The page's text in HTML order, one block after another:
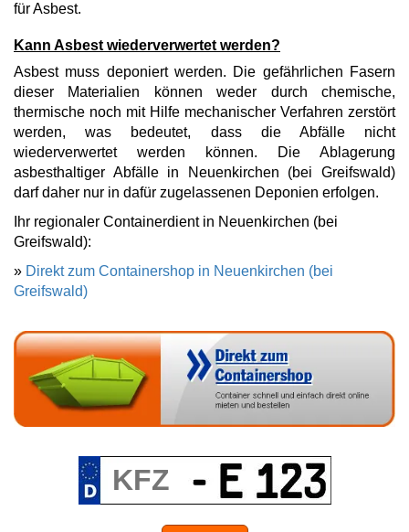
für Asbest.
Kann Asbest wiederverwertet werden?
Asbest muss deponiert werden. Die gefährlichen Fasern
dieser Materialien können weder durch chemische,
thermische noch mit Hilfe mechanischer Verfahren zerstört
werden, was bedeutet, dass die Abfälle nicht
wiederverwertet werden können. Die Ablagerung
asbesthaltiger Abfälle in Neuenkirchen (bei Greifswald)
darf daher nur in dafür zugelassenen Deponien erfolgen.
Ihr regionaler Containerdient in Neuenkirchen (bei
Greifswald):
» Direkt zum Containershop in Neuenkirchen (bei
Greifswald)